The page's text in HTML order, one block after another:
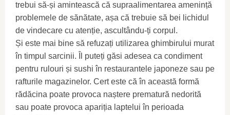
trebui să-și amintească că supraalimentarea amenință
problemele de sănătate, așa că trebuie să bei lichidul
de vindecare cu atenție, ascultându-ți corpul.
Și este mai bine să refuzați utilizarea ghimbirului murat
în timpul sarcinii. Îl puteți găsi adesea ca condiment
pentru rulouri și sushi în restaurantele japoneze sau pe
rafturile magazinelor. Cert este că în această formă
rădăcina poate provoca naștere prematură nedorită
sau poate provoca apariția laptelui în perioada